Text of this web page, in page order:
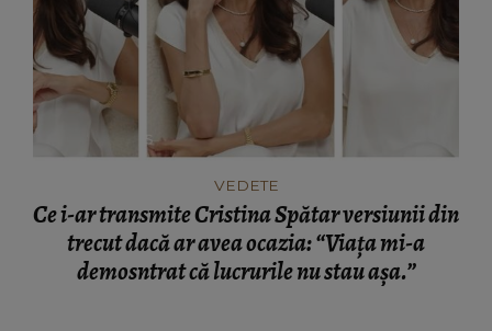
VEDETE
Ce i-ar transmite Cristina Spătar versiunii din
trecut dacă ar avea ocazia: “Viața mi-a
demosntrat că lucrurile nu stau așa.”